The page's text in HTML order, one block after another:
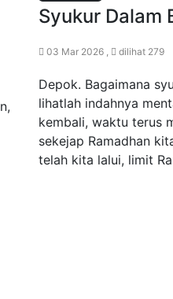
Syukur Dalam
03 Mar 2026 , dilihat 279
Depok. Bagaimana
lihatlah indahnya
kembali, waktu terus
sekejap Ramadhan
telah kita lalui, limit